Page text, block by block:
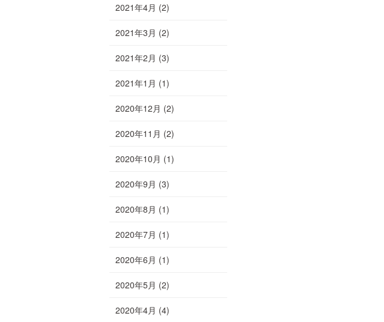
2021年4月 (2)
2021年3月 (2)
2021年2月 (3)
2021年1月 (1)
2020年12月 (2)
2020年11月 (2)
2020年10月 (1)
2020年9月 (3)
2020年8月 (1)
2020年7月 (1)
2020年6月 (1)
2020年5月 (2)
2020年4月 (4)